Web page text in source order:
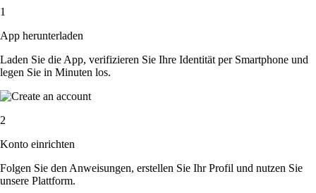
1
App herunterladen
Laden Sie die App, verifizieren Sie Ihre Identität per Smartphone und
legen Sie in Minuten los.
2
Konto einrichten
Folgen Sie den Anweisungen, erstellen Sie Ihr Profil und nutzen Sie
unsere Plattform.